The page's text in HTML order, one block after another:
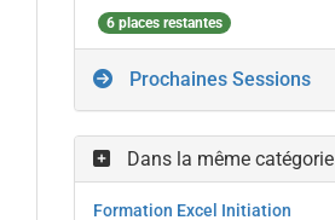
6 places restantes
Prochaines Sessions
Dans la même catégorie
Formation Excel Initiation